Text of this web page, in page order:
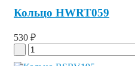
Кольцо HWRT059
530 ₽